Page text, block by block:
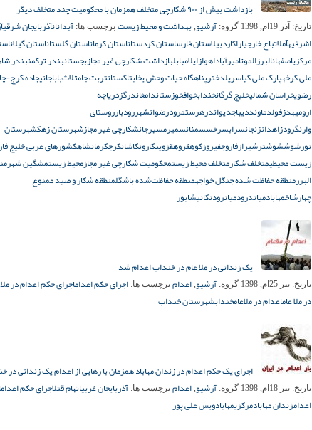
بازداشت بیش از ۹۰۰ شکارچی متخلف همزمان با محکومیت چند متخلف دیگر
تاریخ: آذر 19ام, 1398 گروه: آرشیو, بهداشت و محیط زیست برچسب ها: آبدانانآذربایجان شرقی
اشرفیهآملاتباع خارجیاراکاردبیلاستان فارساستان کردستاناستان کرماناستان گلستاناستان گیلان
مرکزیاصفهانالبرزالموتامیرآباداهوازایلامبابلبازداشت شکارچی غیر مجازبجستانبندر ترکمنبندر
ملی کرخهپارک ملی کیاسرپلدخترپناهگاه حیات وحش یخابتاکستانتربت جامثلاث‌باباجانیجاده کرج-
رضویخراسان شمالیخلیج گرگانخندابخوافخوزستاندامغاندرگزدریاچه
ارومیهدزفولدماونددیباجدیواندرهرستمرودرضوانشهررودبارروستای
وارنگرودزاهدانزنجانسرابسرخسسمنانسمیرمسیرجانشکارچی غیر مجازشهرستان زهکشهرستان
نورشوششوشترشیرازفاروجفیروزکوهقروهقزوینکارونکاشانکرجکرمانشاهکشورهای عربی خلیج
زیست محیطیمتخلف شکارمتخلف محیط زیستمحکومیت شکارچی غیر مجازمحیط زیستمشگین شهر
البرزمنطقه حفاظت شده جنگل خواجهمنطقه حفاظت‌شده باشگلمنطقه شکار و صید ممنوع
چهارشاخمهابادمیاندرودمیانرودنکانیشابور
یک زندانی در ملا عام در خنداب اعدام شد
تاریخ: تیر 25ام, 1398 گروه: آرشیو, اعدام برچسب ها: اجرای حکم اعداماجرای حکم اعدام در
در ملا عاماعدام در ملاعامخندابشهرستان خنداب
اجرای یک حکم اعدام در زندان مهاباد همزمان با رهایی از اعدام یک زندانی در
تاریخ: تیر 18ام, 1398 گروه: آرشیو, اعدام برچسب ها: آذربایجان غربیاتهام قتلاجرای حکم اعدام
اعدامزندان مهابادمرکزیمهابادویس علی پور